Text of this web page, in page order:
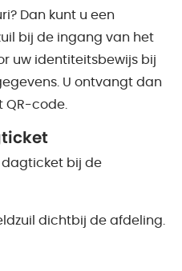
Dan kunt u een
bij de ingang van het
uw identiteitsbewijs bij
U ontvangt dan
code.
dagticket bij de
dichtbij de afdeling.